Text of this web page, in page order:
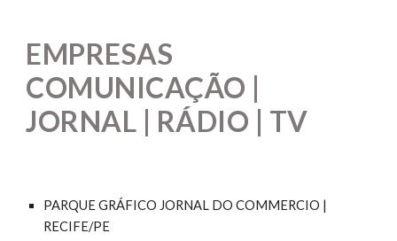
EMPRESAS
COMUNICAÇÃO |
JORNAL | RÁDIO | TV
PARQUE GRÁFICO JORNAL DO COMMERCIO |
RECIFE/PE